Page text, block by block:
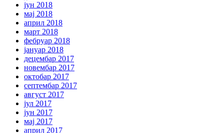
јун 2018
мај 2018
април 2018
март 2018
фебруар 2018
јануар 2018
децембар 2017
новембар 2017
октобар 2017
септембар 2017
август 2017
јул 2017
јун 2017
мај 2017
април 2017